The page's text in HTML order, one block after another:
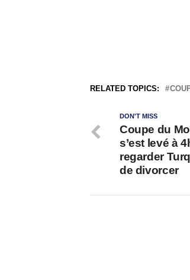
RELATED TOPICS:
DON'T MISS
Coupe du
s’est levé à
regarder
de divorcer